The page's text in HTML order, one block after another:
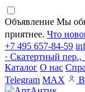
Объявление Мы
приятнее. Что
+7 495 657-84-59
· Скатертный пер.,
Каталог О нас
Telegram MAX